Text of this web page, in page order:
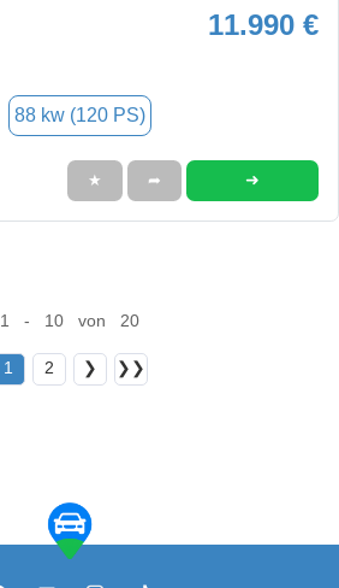
11.990 €
88 kw (120 PS)
★ ➦ ➜
1 - 10 von 20
1 2 ❯ ❯❯